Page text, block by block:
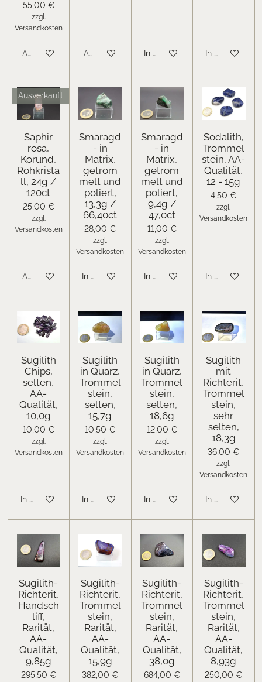
55,00 €
zzgl.
Versandkosten
Ausverkauft Ausverkauft In den WarenkorbIn den
Ausverkauft
Saphir
rosa,
Korund,
Rohkrista
ll, 24g /
120ct
25,00 €
zzgl.
Versandkosten
Ausverkauft
Smaragd
- in
Matrix,
getrom
melt und
poliert,
13,3g /
66,40ct
28,00 €
zzgl.
Versandkosten
In den Warenkorb
Smaragd
- in
Matrix,
getrom
melt und
poliert,
9,4g /
47,0ct
11,00 €
zzgl.
Versandkosten
In den Warenkorb
Sodalith,
Trommel
stein, AA-
Qualität,
12 - 15g
4,50 €
zzgl.
Versandkosten
In den
Sugilith
Chips,
selten,
AA-
Qualität,
10,0g
10,00 €
zzgl.
Versandkosten
In den Warenkorb
Sugilith
in Quarz,
Trommel
stein,
selten,
15,7g
10,50 €
zzgl.
Versandkosten
In den Warenkorb
Sugilith
in Quarz,
Trommel
stein,
selten,
18,6g
12,00 €
zzgl.
Versandkosten
In den Warenkorb
Sugilith
mit
Richterit,
Trommel
stein,
sehr
selten,
18,3g
36,00 €
zzgl.
Versandkosten
In den
Sugilith-
Richterit,
Handsch
liff,
Rarität,
AA-
Qualität,
9,85g
295,50 €
Sugilith-
Richterit,
Trommel
stein,
Rarität,
AA-
Qualität,
15,9g
382,00 €
Sugilith-
Richterit,
Trommel
stein,
Rarität,
AA-
Qualität,
38,0g
684,00 €
Sugilith-
Richterit,
Trommel
stein,
Rarität,
AA-
Qualität,
8,93g
250,00 €